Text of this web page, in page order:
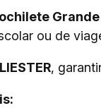
ou de
,